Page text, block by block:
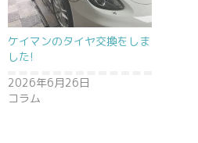
ケイマンのタイヤ交換をしま
した!
2026年6月26日
コラム